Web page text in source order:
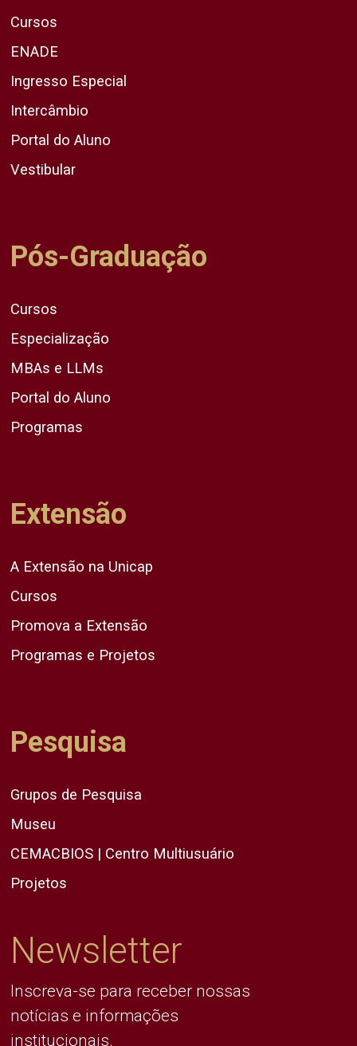
Cursos
ENADE
Ingresso Especial
Intercâmbio
Portal do Aluno
Vestibular
Pós-Graduação
Cursos
Especialização
MBAs e LLMs
Portal do Aluno
Programas
Extensão
A Extensão na Unicap
Cursos
Promova a Extensão
Programas e Projetos
Pesquisa
Grupos de Pesquisa
Museu
CEMACBIOS | Centro Multiusuário
Projetos
Newsletter
Inscreva-se para receber nossas
notícias e informações
institucionais.